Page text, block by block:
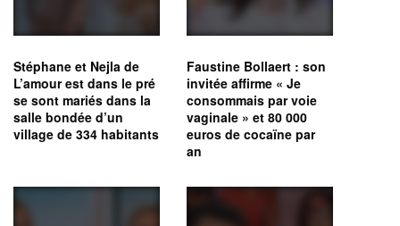
Stéphane et Nejla de
L’amour est dans le pré
se sont mariés dans la
salle bondée d’un
village de 334 habitants
Faustine Bollaert : son
invitée affirme « Je
consommais par voie
vaginale » et 80 000
euros de cocaïne par
an